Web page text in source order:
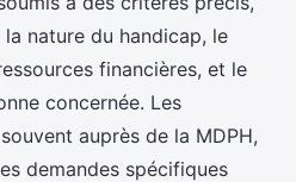
nature du handicap, le
financières, et le
concernée. Les
auprès de la MDPH,
demandes spécifiques